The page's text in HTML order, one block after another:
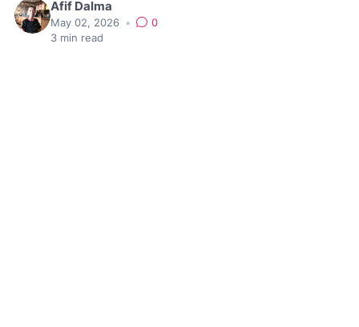
Afif Dalma
May 02, 2026 •
0
3 min read